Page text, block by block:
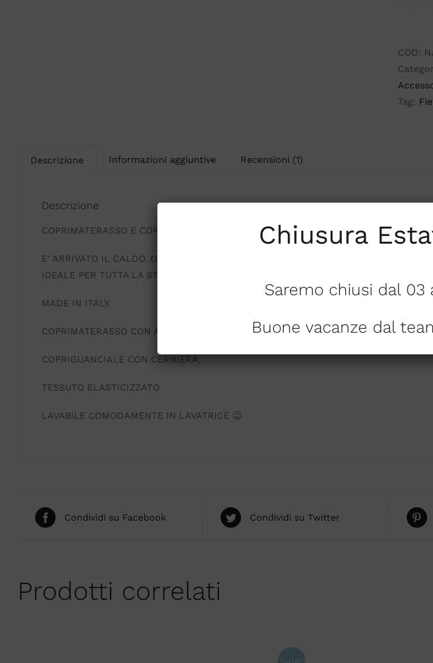
COD:
Tag:
Descrizione Informazioni aggiuntive Recensioni (1)
Descrizione
COPRIMATERASSO E COPRIGUANCIALE ICE TOUCH.
E’ ARRIVATO IL CALDO. OGGI TI OFFRIAMO LA SOLUZIONE PER DORMIRE SU UN
IDEALE PER TUTTA LA STAGIONE E TUTTA LA NOTTE,)
MADE IN ITALY.
COPRIMATERASSO CON ANGOLI.
COPRIGUANCIALE CON CERNIERA.
TESSUTO ELASTICIZZATO
LAVABILE COMODAMENTE IN LAVATRICE 😉
Condividi su Facebook Condividi su Twitter
Prodotti correlati
Sale!
QUICK
Chiusura
Saremo chiusi dal 03
Buone vacanze dal